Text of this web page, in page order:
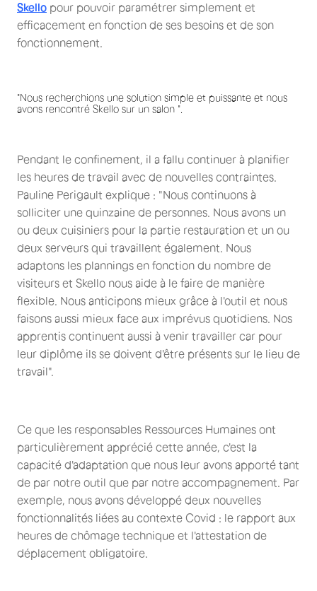
Skello pour pouvoir paramétrer simplement et
efficacement en fonction de ses besoins et de son
fonctionnement.
"Nous recherchions une solution simple et puissante et nous
avons rencontré Skello sur un salon ".
Pendant le confinement, il a fallu continuer à planifier
les heures de travail avec de nouvelles contraintes.
Pauline Perigault explique : "Nous continuons à
solliciter une quinzaine de personnes. Nous avons un
ou deux cuisiniers pour la partie restauration et un ou
deux serveurs qui travaillent également. Nous
adaptons les plannings en fonction du nombre de
visiteurs et Skello nous aide à le faire de manière
flexible. Nous anticipons mieux grâce à l'outil et nous
faisons aussi mieux face aux imprévus quotidiens. Nos
apprentis continuent aussi à venir travailler car pour
leur diplôme ils se doivent d'être présents sur le lieu de
travail".
Ce que les responsables Ressources Humaines ont
particulièrement apprécié cette année, c'est la
capacité d'adaptation que nous leur avons apporté tant
de par notre outil que par notre accompagnement. Par
exemple, nous avons développé deux nouvelles
fonctionnalités liées au contexte Covid : le rapport aux
heures de chômage technique et l'attestation de
déplacement obligatoire.